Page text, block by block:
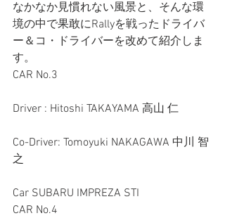
なかなか見慣れない風景と、そんな環
境の中で果敢にRallyを戦ったドライバ
ー＆コ・ドライバーを改めて紹介しま
す。
CAR No.3
Driver : Hitoshi TAKAYAMA 高山 仁
Co-Driver: Tomoyuki NAKAGAWA 中川 智
之
Car SUBARU IMPREZA STI
CAR No.4